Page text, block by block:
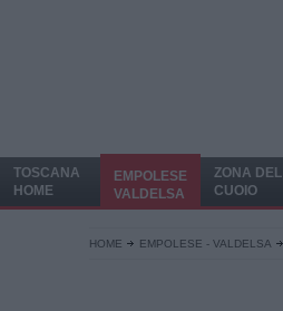
TOSCANA
HOME
EMPOLESE
VALDELSA
ZONA DEL
CUOIO
HOME EMPOLESE - VALDELSA